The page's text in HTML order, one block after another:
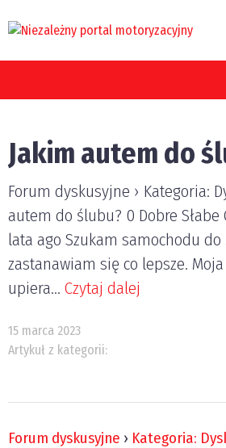
Jakim autem do
Forum dyskusyjne › Kategoria:
autem do ślubu? 0 Dobre Słabe
lata ago Szukam samochodu
zastanawiam się co lepsze.
upiera... Czytaj dalej
15 marca 2023
Artykuł z kategorii:
Forum dyskusyjne › Kategoria: